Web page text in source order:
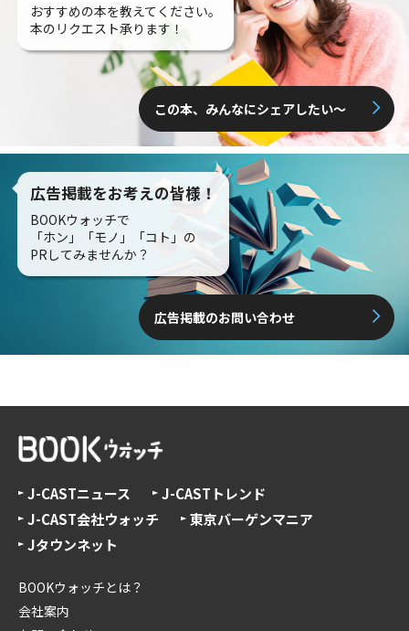
おすすめの本を教えてください。
本のリクエスト承ります！
この本、みんなにシェアしたい〜
広告掲載をお考えの皆様！
BOOKウォッチで
「ホン」「モノ」「コト」の
PRしてみませんか？
広告掲載のお問い合わせ
J-CASTニュース
J-CASTトレンド
J-CAST会社ウォッチ
東京バーゲンマニア
Jタウンネット
BOOKウォッチとは？
会社案内